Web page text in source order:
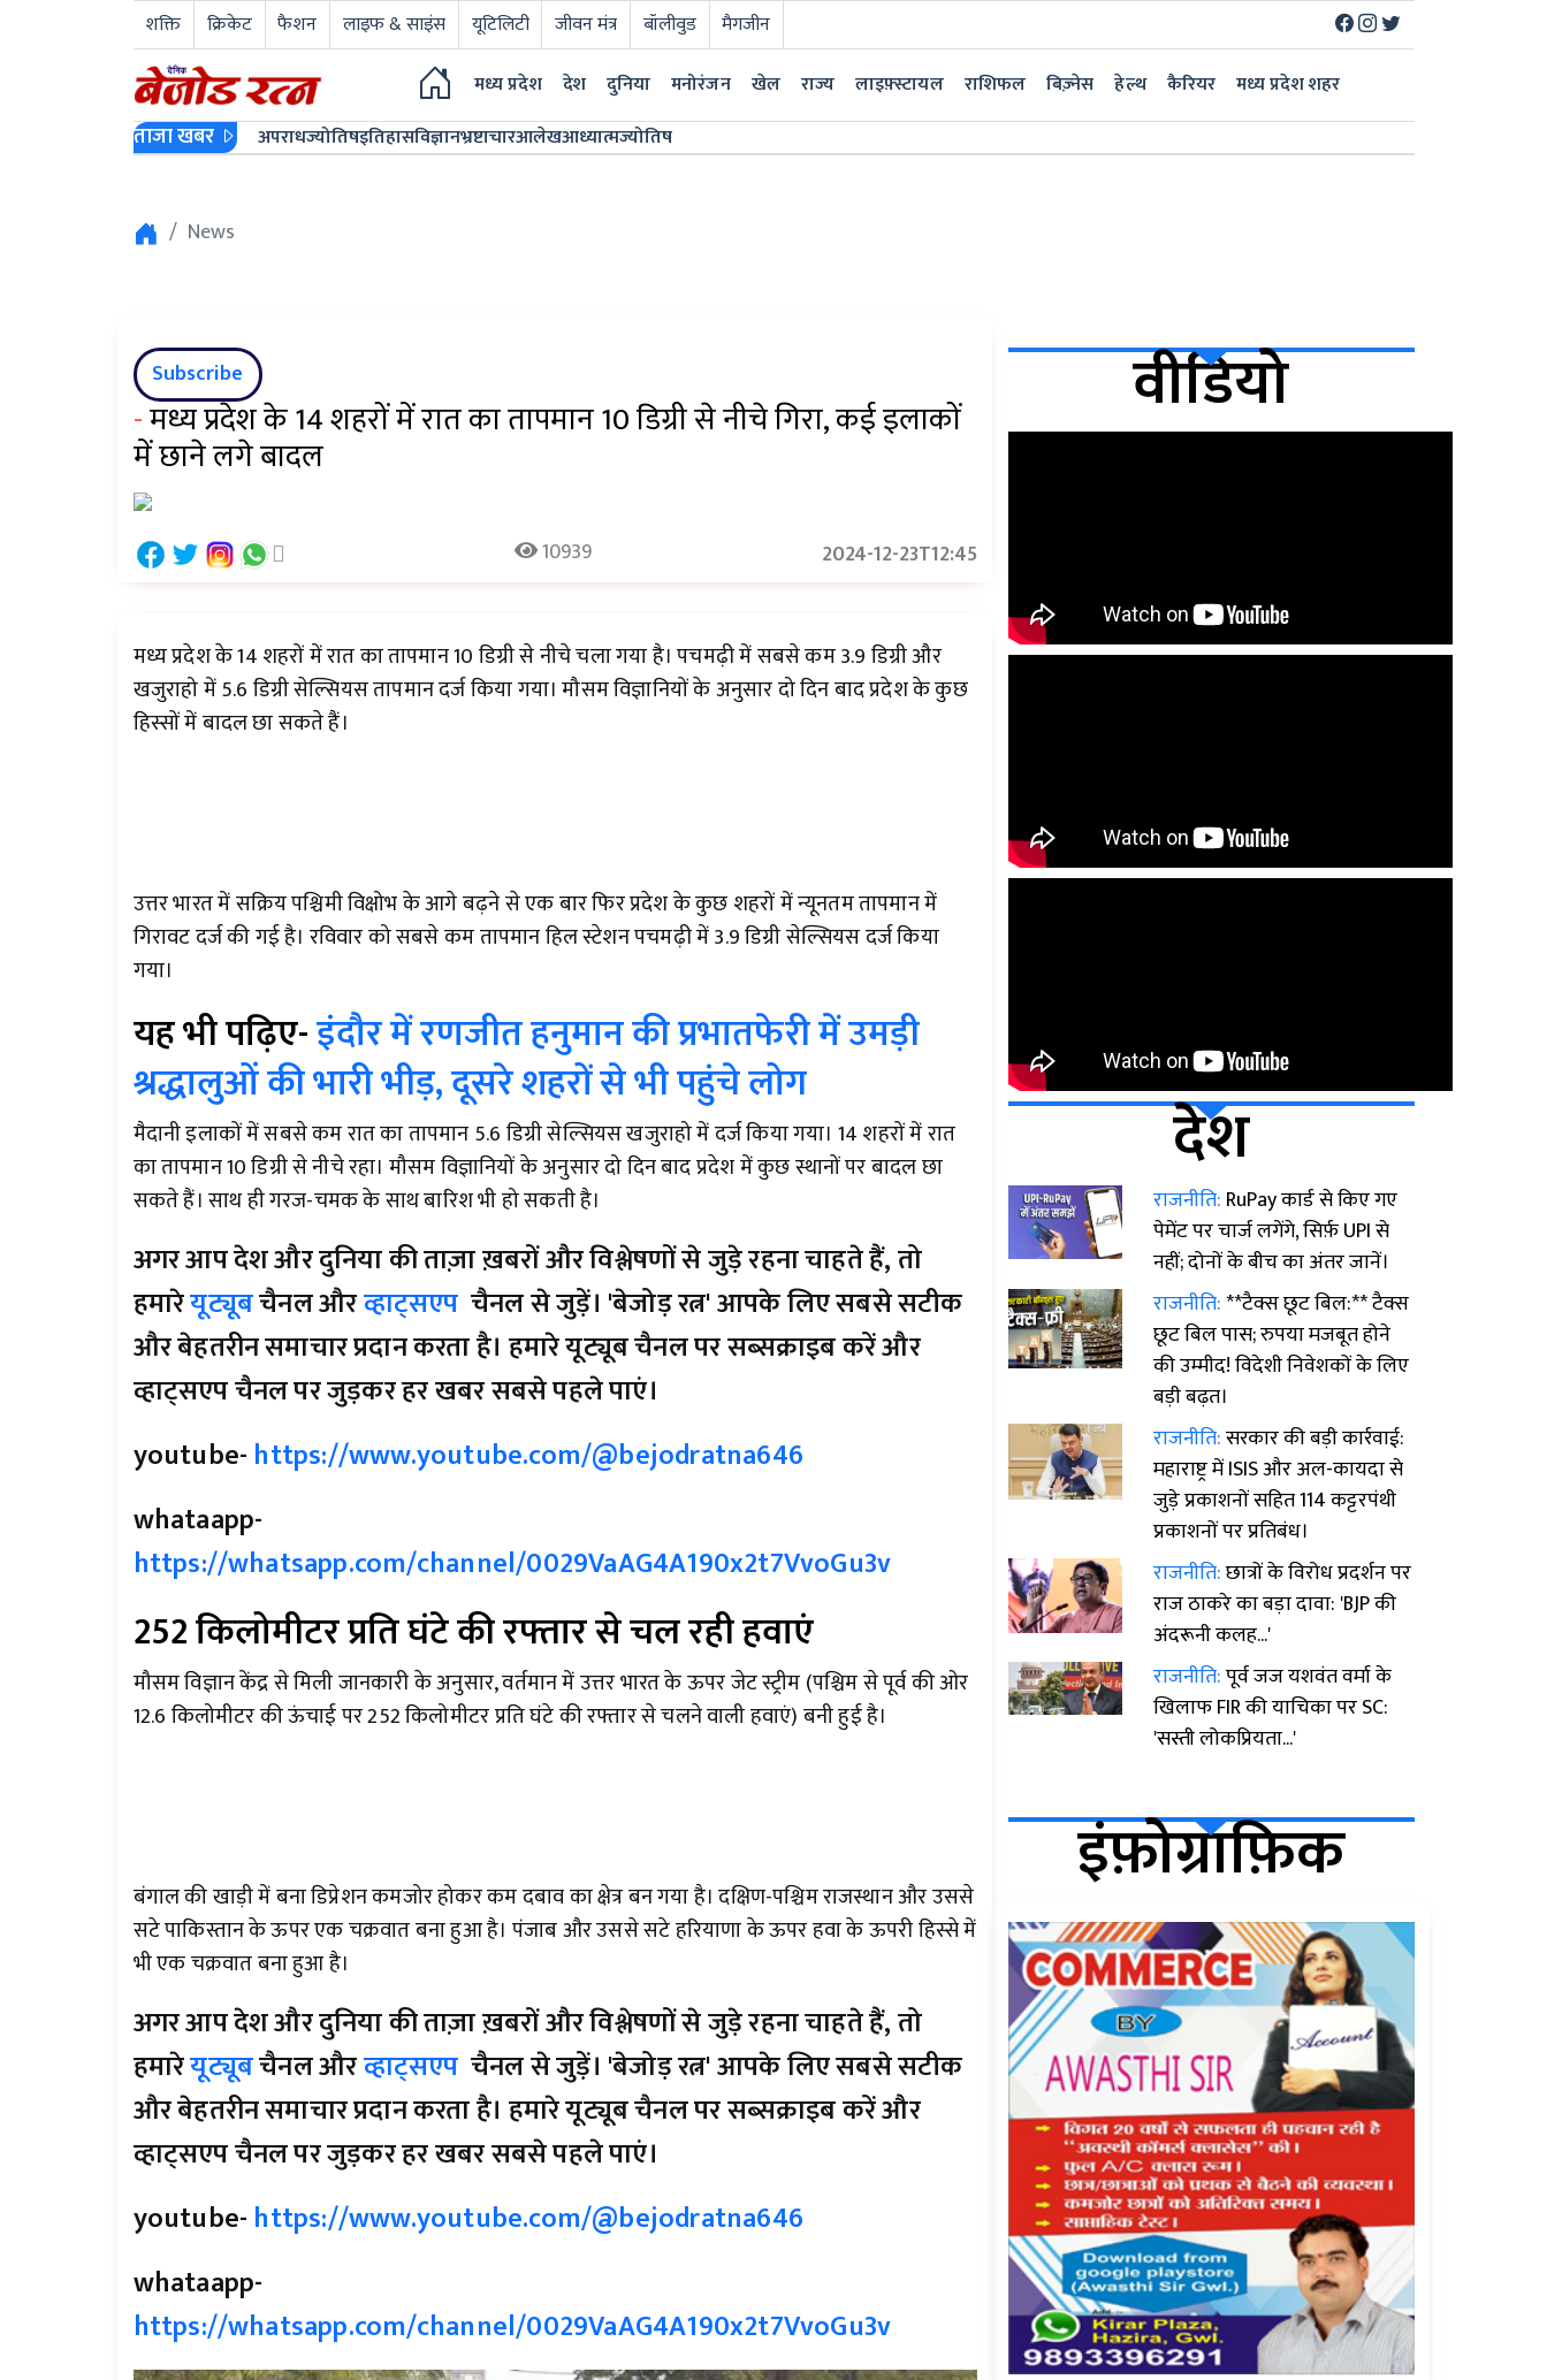
शक्ति क्रिकेट फैशन लाइफ & साइंस यूटिलिटी जीवन मंत्र बॉलीवुड
मैगजीन
मध्य प्रदेश
देश दुनिया मनोरंजन खेल राज्य लाइफ़्स्टायल राशिफल बिज़्नेस हेल्थ कैरियर मध्य प्रदेश शहर
ताजा खबर अपराधज्योतिषइतिहासविज्ञानभ्रष्टाचारआलेखआध्यात्मज्योतिष
News
Subscribe
-मध्य प्रदेश के 14 शहरों में रात का तापमान 10 डिग्री से नीचे गिरा, कई इलाकों
में छाने लगे बादल
10939 2024-12-23T12:45
मध्य प्रदेश के 14 शहरों में रात का तापमान 10 डिग्री से नीचे चला गया है। पचमढ़ी में सबसे कम 3.9 डिग्री और
खजुराहो में 5.6 डिग्री सेल्सियस तापमान दर्ज किया गया। मौसम विज्ञानियों के अनुसार दो दिन बाद प्रदेश के कुछ
हिस्सों में बादल छा सकते हैं।
उत्तर भारत में सक्रिय पश्चिमी विक्षोभ के आगे बढ़ने से एक बार फिर प्रदेश के कुछ शहरों में न्यूनतम तापमान में
गिरावट दर्ज की गई है। रविवार को सबसे कम तापमान हिल स्टेशन पचमढ़ी में 3.9 डिग्री सेल्सियस दर्ज किया
गया।
यह भी पढ़िए-इंदौर में रणजीत हनुमान की प्रभातफेरी में उमड़ी
श्रद्धालुओं की भारी भीड़, दूसरे शहरों से भी पहुंचे लोग
मैदानी इलाकों में सबसे कम रात का तापमान 5.6 डिग्री सेल्सियस खजुराहो में दर्ज किया गया। 14 शहरों में रात
का तापमान 10 डिग्री से नीचे रहा। मौसम विज्ञानियों के अनुसार दो दिन बाद प्रदेश में कुछ स्थानों पर बादल छा
सकते हैं। साथ ही गरज-चमक के साथ बारिश भी हो सकती है।
अगर आप देश और दुनिया की ताज़ा ख़बरों और विश्लेषणों से जुड़े रहना चाहते हैं, तो
हमारेयूट्यूबचैनल औरव्हाट्सएप चैनल से जुड़ें। 'बेजोड़ रत्न' आपके लिए सबसे सटीक
और बेहतरीन समाचार प्रदान करता है। हमारे यूट्यूब चैनल पर सब्सक्राइब करें और
व्हाट्सएप चैनल पर जुड़कर हर खबर सबसे पहले पाएं।
youtube- https://www.youtube.com/@bejodratna646
whataapp-
https://whatsapp.com/channel/0029VaAG4A190x2t7VvoGu3v
252 किलोमीटर प्रति घंटे की रफ्तार से चल रही हवाएं
मौसम विज्ञान केंद्र से मिली जानकारी के अनुसार, वर्तमान में उत्तर भारत के ऊपर जेट स्ट्रीम (पश्चिम से पूर्व की ओर
12.6 किलोमीटर की ऊंचाई पर 252 किलोमीटर प्रति घंटे की रफ्तार से चलने वाली हवाएं) बनी हुई है।
बंगाल की खाड़ी में बना डिप्रेशन कमजोर होकर कम दबाव का क्षेत्र बन गया है। दक्षिण-पश्चिम राजस्थान और उससे
सटे पाकिस्तान के ऊपर एक चक्रवात बना हुआ है। पंजाब और उससे सटे हरियाणा के ऊपर हवा के ऊपरी हिस्से में
भी एक चक्रवात बना हुआ है।
अगर आप देश और दुनिया की ताज़ा ख़बरों और विश्लेषणों से जुड़े रहना चाहते हैं, तो
हमारेयूट्यूबचैनल औरव्हाट्सएप चैनल से जुड़ें। 'बेजोड़ रत्न' आपके लिए सबसे सटीक
और बेहतरीन समाचार प्रदान करता है। हमारे यूट्यूब चैनल पर सब्सक्राइब करें और
व्हाट्सएप चैनल पर जुड़कर हर खबर सबसे पहले पाएं।
youtube- https://www.youtube.com/@bejodratna646
whataapp-
https://whatsapp.com/channel/0029VaAG4A190x2t7VvoGu3v
वीडियो
देश
राजनीति: RuPay कार्ड से किए गए
पेमेंट पर चार्ज लगेंगे, सिर्फ़ UPI से
नहीं; दोनों के बीच का अंतर जानें।
राजनीति:**टैक्स छूट बिल:** टैक्स
छूट बिल पास; रुपया मजबूत होने
की उम्मीद! विदेशी निवेशकों के लिए
बड़ी बढ़त।
राजनीति:सरकार की बड़ी कार्रवाई:
महाराष्ट्र में ISIS और अल-कायदा से
जुड़े प्रकाशनों सहित 114 कट्टरपंथी
प्रकाशनों पर प्रतिबंध।
राजनीति:छात्रों के विरोध प्रदर्शन पर
राज ठाकरे का बड़ा दावा: 'BJP की
अंदरूनी कलह...'
राजनीति:पूर्व जज यशवंत वर्मा के
खिलाफ FIR की याचिका पर SC:
'सस्ती लोकप्रियता...'
इंफ़ोग्राफ़िक